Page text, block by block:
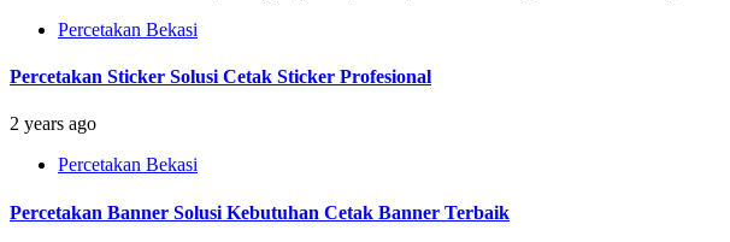
Percetakan Bekasi
Percetakan Sticker Solusi Cetak Sticker Profesional
2 years ago
Percetakan Bekasi
Percetakan Banner Solusi Kebutuhan Cetak Banner Terbaik